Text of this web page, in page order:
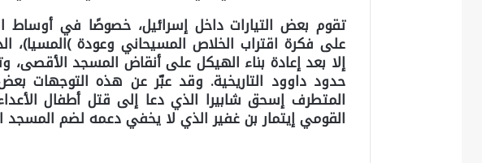
تقوم بعض التيارات داخل إسرائيل، خصوصًا في أوساط
على فكرة اقتراب الخلاص المسيحانيوعودة )المسيا)،
إلا بعد إعادة بناء الهيكل على أنقاض المسجد الأقصى،
حدود داوود التاريخية. وقد عبّر عن هذه التوجهات بعض
المتطرف إسحق شابيرا الذي دعا إلى قتل أطفال
القومي إيتمار بن غفير الذي لا يخفي دعمه لضم